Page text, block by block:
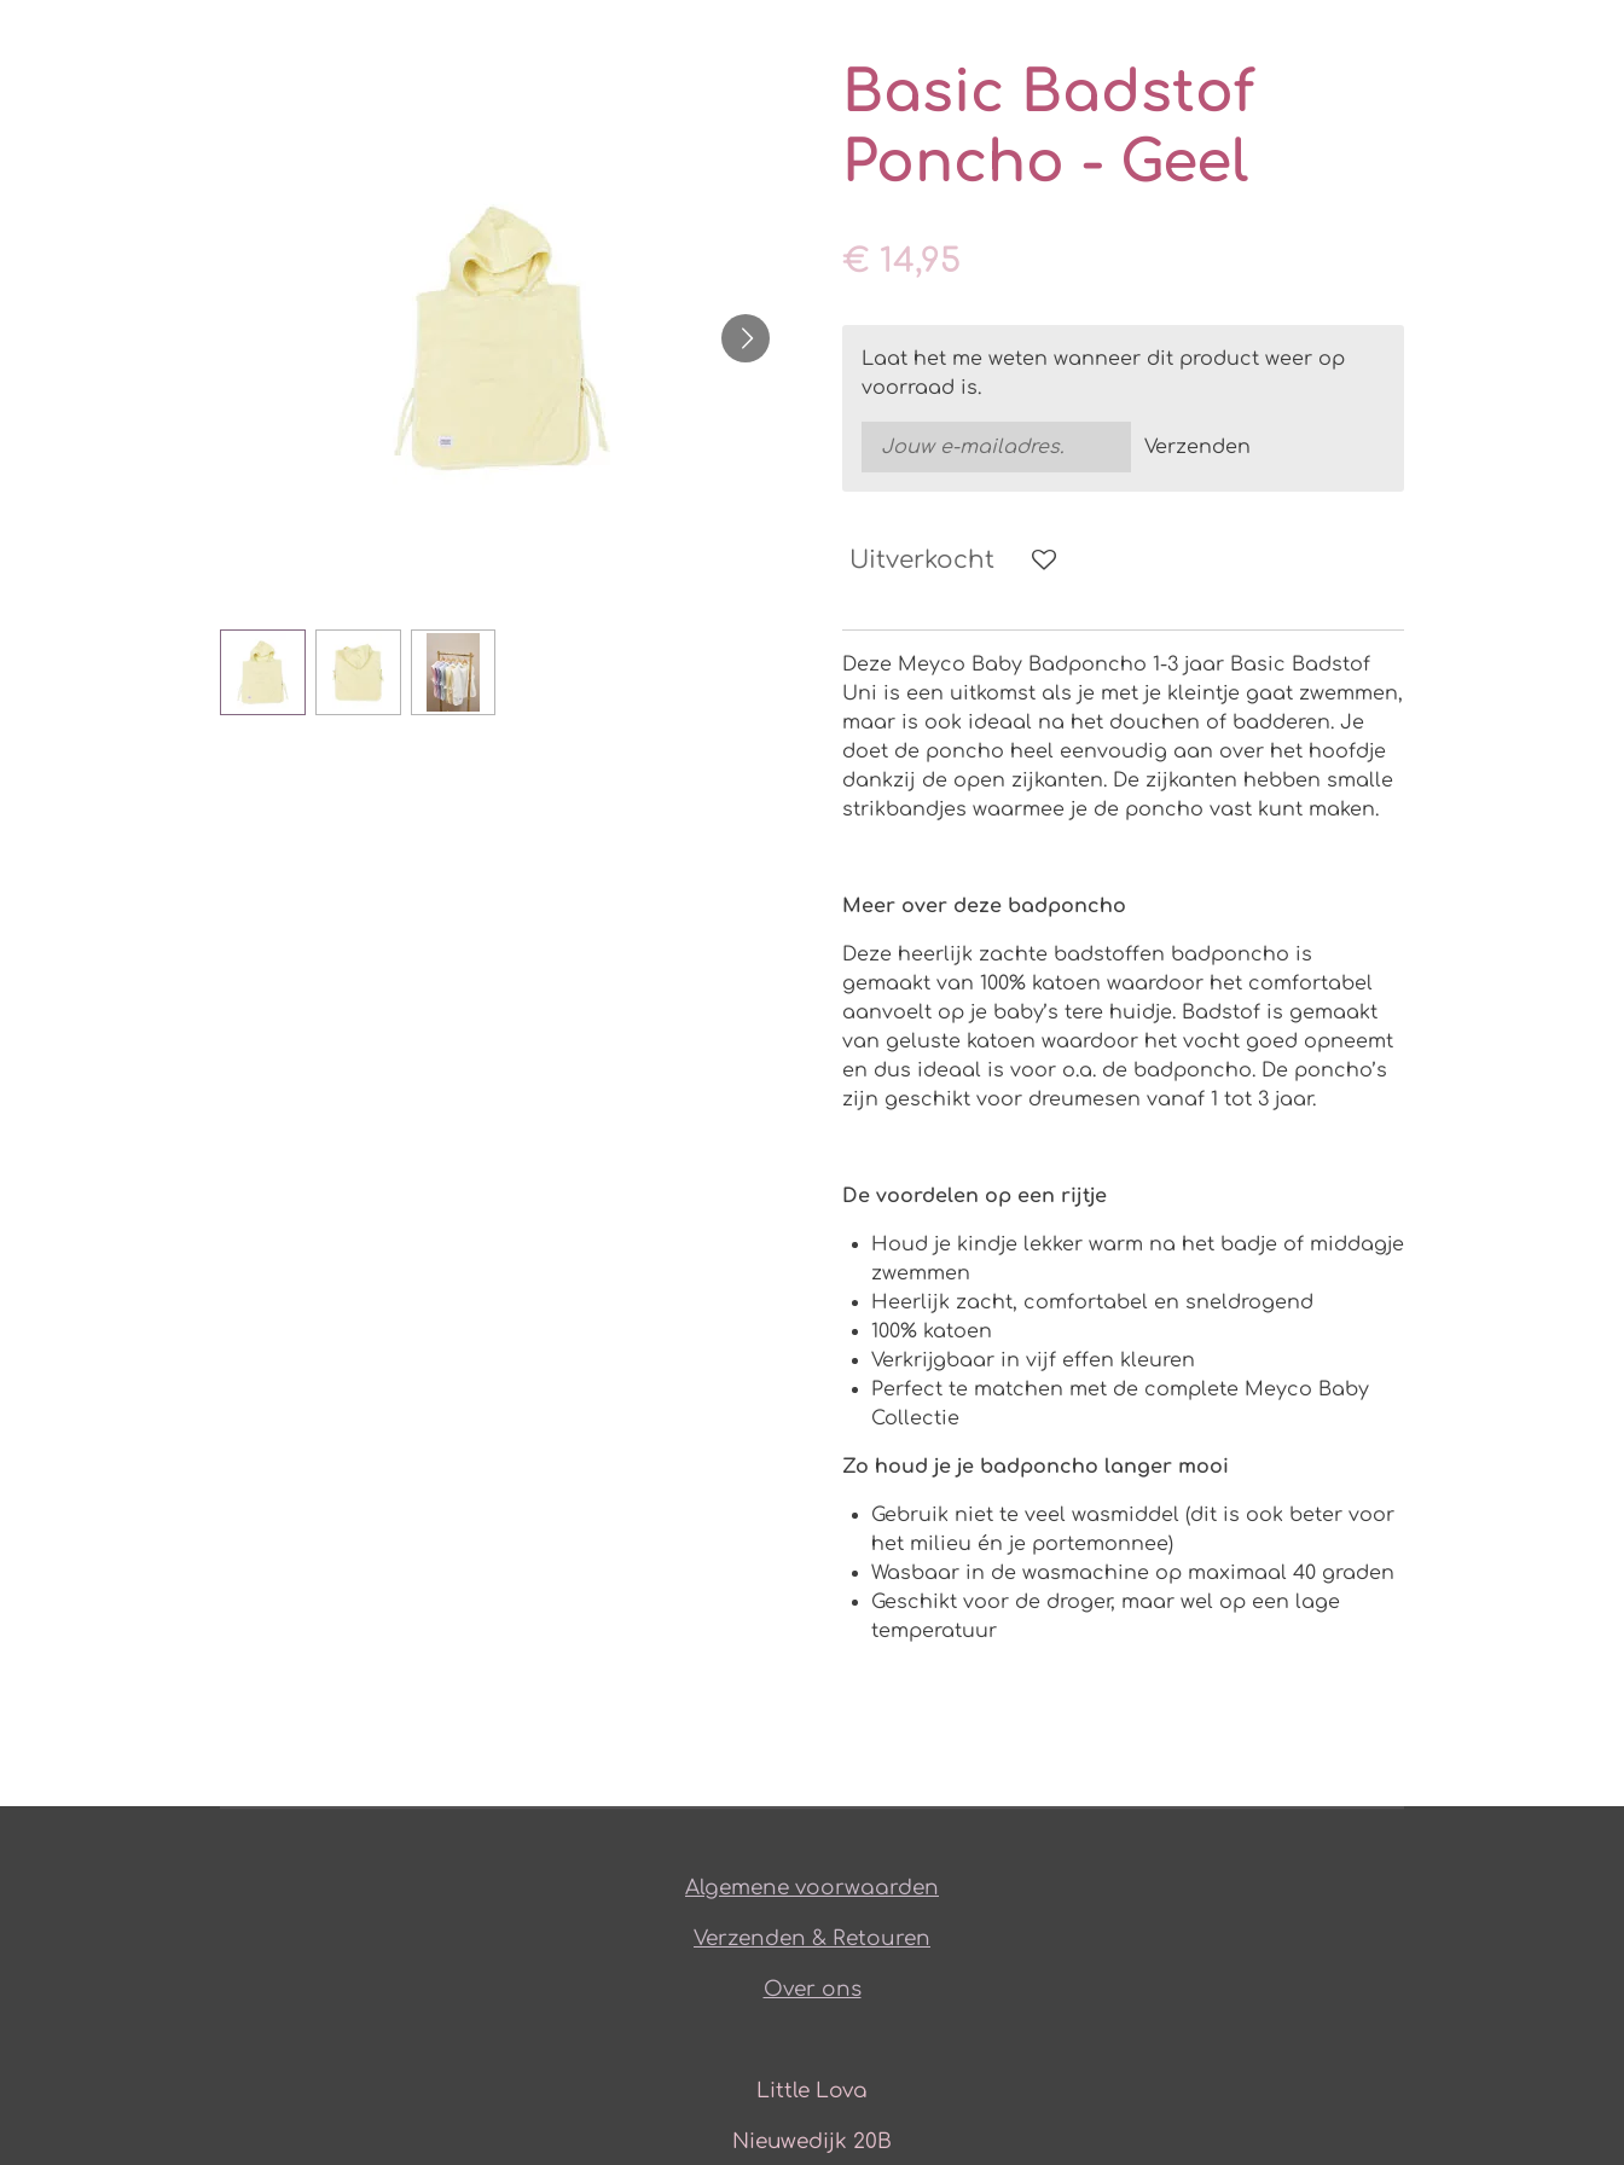
Basic Badstof
Poncho - Geel
€ 14,95
Laat het me weten wanneer dit product weer op
voorraad is.
Verzenden
Uitverkocht
Deze Meyco Baby Badponcho 1-3 jaar Basic Badstof
Uni is een uitkomst als je met je kleintje gaat zwemmen,
maar is ook ideaal na het douchen of badderen. Je
doet de poncho heel eenvoudig aan over het hoofdje
dankzij de open zijkanten. De zijkanten hebben smalle
strikbandjes waarmee je de poncho vast kunt maken.
Meer over deze badponcho
Deze heerlijk zachte badstoffen badponcho is
gemaakt van 100% katoen waardoor het comfortabel
aanvoelt op je baby’s tere huidje. Badstof is gemaakt
van geluste katoen waardoor het vocht goed opneemt
en dus ideaal is voor o.a. de badponcho. De poncho’s
zijn geschikt voor dreumesen vanaf 1 tot 3 jaar.
De voordelen op een rijtje
Houd je kindje lekker warm na het badje of middagje
zwemmen
Heerlijk zacht, comfortabel en sneldrogend
100% katoen
Verkrijgbaar in vijf effen kleuren
Perfect te matchen met de complete Meyco Baby
Collectie
Zo houd je je badponcho langer mooi
Gebruik niet te veel wasmiddel (dit is ook beter voor
het milieu én je portemonnee)
Wasbaar in de wasmachine op maximaal 40 graden
Geschikt voor de droger, maar wel op een lage
temperatuur
Algemene voorwaarden
Verzenden & Retouren
Over ons
Little Lova
Nieuwedijk 20B